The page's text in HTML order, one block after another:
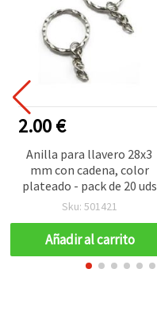
2.00 €
Anilla para llavero 28x3
mm con cadena, color
plateado - pack de 20 uds
Sku: 501421
Añadir al carrito